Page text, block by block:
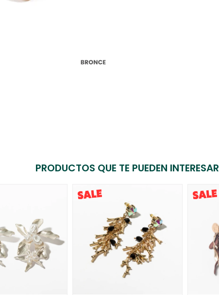
PRODUCTOS QUE TE PUEDEN INTERESAR